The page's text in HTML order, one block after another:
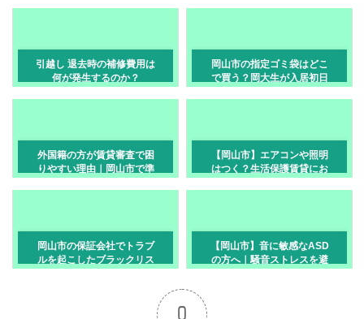
引越し 退去時の補修費用は
何が発生するのか？
岡山市の指定ゴミ袋はどこ
で買う？岡大生が入居初日
外国籍の方が賃貸審査で困
りやすい理由｜岡山市で準
【岡山市】エアコンや照明
はつく？生活保護賃貸にお
岡山市の保証会社でトラブ
ルを起こしたブラックリス
【岡山市】音に敏感なASD
の方へ｜騒音ストレスを避
0